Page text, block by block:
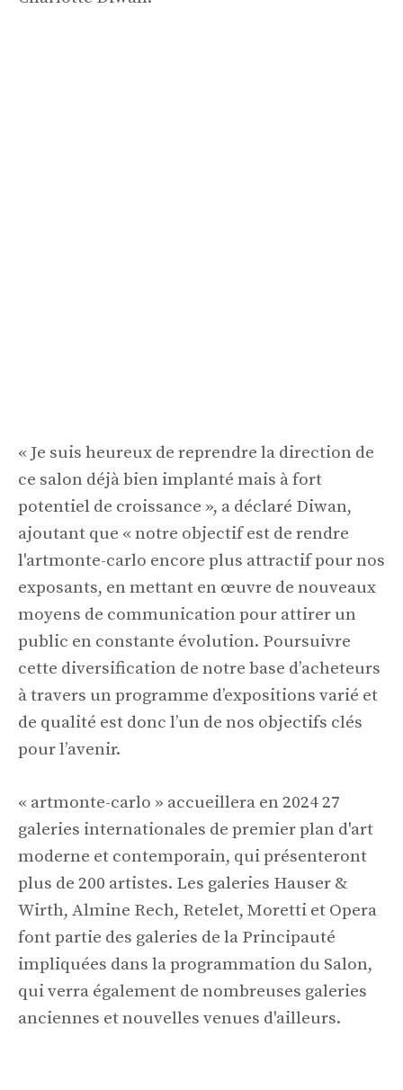
« Je suis heureux de reprendre la direction de
ce salon déjà bien implanté mais à fort
potentiel de croissance », a déclaré Diwan,
ajoutant que « notre objectif est de rendre
l'artmonte-carlo encore plus attractif pour nos
exposants, en mettant en œuvre de nouveaux
moyens de communication pour attirer un
public en constante évolution. Poursuivre
cette diversification de notre base d’acheteurs
à travers un programme d’expositions varié et
de qualité est donc l’un de nos objectifs clés
pour l’avenir.
« artmonte-carlo » accueillera en 2024 27
galeries internationales de premier plan d'art
moderne et contemporain, qui présenteront
plus de 200 artistes. Les galeries Hauser &
Wirth, Almine Rech, Retelet, Moretti et Opera
font partie des galeries de la Principauté
impliquées dans la programmation du Salon,
qui verra également de nombreuses galeries
anciennes et nouvelles venues d'ailleurs.